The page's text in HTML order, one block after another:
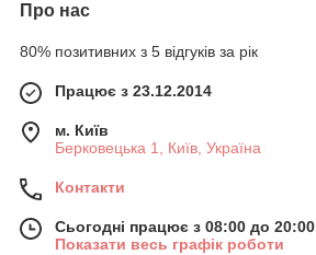
Про нас
80% позитивних з 5 відгуків за рік
Працює з 23.12.2014
м. Київ
Берковецька 1, Київ, Україна
Контакти
Сьогодні працює з 08:00 до 20:00
Показати весь графік роботи